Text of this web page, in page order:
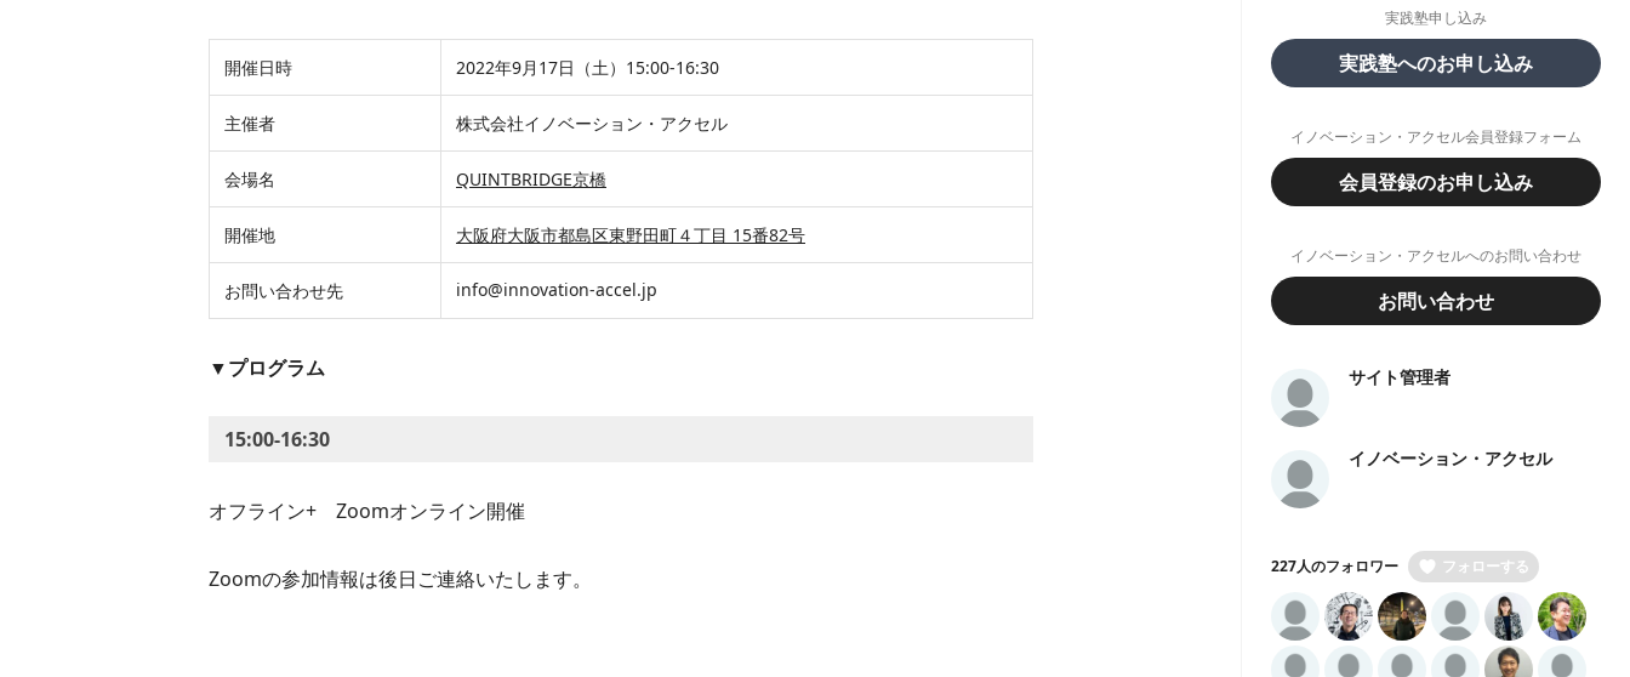
開催日時 2022年9月17日（土）15:00-16:30
主催者 株式会社イノベーション・アクセル
会場名 QUINTBRIDGE京橋
開催地 大阪府大阪市都島区東野田町４丁目 15番82号
お問い合わせ先 info@innovation-accel.jp
▼プログラム
15:00-16:30
オフライン+ Zoomオンライン開催
Zoomの参加情報は後日ご連絡いたします。
実践塾申し込み
実践塾へのお申し込み
イノベーション・アクセル会員登録フォーム
会員登録のお申し込み
イノベーション・アクセルへのお問い合わせ
お問い合わせ
サイト管理者
イノベーション・アクセル
227人のフォロワー フォローする